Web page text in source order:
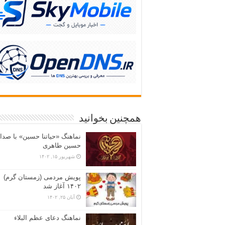
همچنین بخوانید
نماهنگ «حياتنا حسين» با
حسین طاهری
شهریور ۱۵, ۱۴۰۲
پویش مردمی (زمستان گرم)
۱۴۰۲ آغاز شد
آبان ۲۵, ۱۴۰۲
نماهنگ دعای عظم البلاء